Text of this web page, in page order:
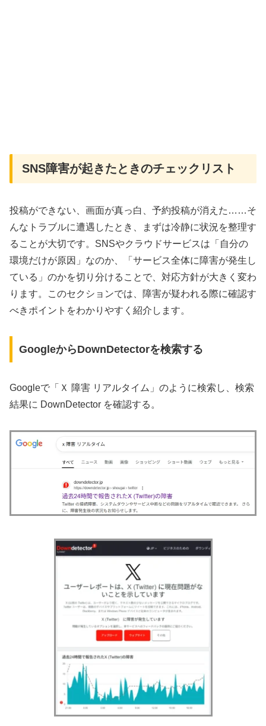
SNS障害が起きたときのチェックリスト
投稿ができない、画面が真っ白、予約投稿が消えた……そ
んなトラブルに遭遇したとき、まずは冷静に状況を整理す
ることが大切です。SNSやクラウドサービスは「自分の
環境だけが原因」なのか、「サービス全体に障害が発生し
ている」のかを切り分けることで、対応方針が大きく変わ
ります。このセクションでは、障害が疑われる際に確認す
べきポイントをわかりやすく紹介します。
GoogleからDownDetectorを検索する
Googleで「Ｘ 障害 リアルタイム」のように検索し、検索
結果に DownDetector を確認する。